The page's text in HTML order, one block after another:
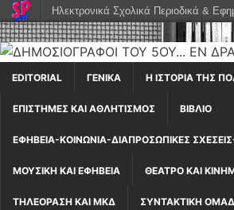
EDITORIAL ΓΕΝΙΚΆ Η ΙΣΤΟΡΊΑ ΤΗΣ
ΕΠΙΣΤΉΜΕΣ ΚΑΙ ΑΘΛΗΤΙΣΜΌΣ ΒΙΒΛΊΟ
ΕΦΗΒΕΊΑ-ΚΟΙΝΩΝΊΑ-ΔΙΑΠΡΟΣΩΠΙΚΈΣ
ΜΟΥΣΙΚΉ ΚΑΙ ΕΦΗΒΕΊΑ ΘΈΑΤΡΟ ΚΑΙ
ΤΗΛΕΌΡΑΣΗ ΚΑΙ ΜΚΔ ΣΥΝΤΑΚΤΙΚΉ
Ηλεκτρονικά Σχολικά Περιοδικά &